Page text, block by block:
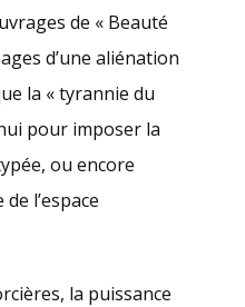
de « Beauté
d’une aliénation
la « tyrannie du
pour imposer la
ou encore
l’espace
la puissance